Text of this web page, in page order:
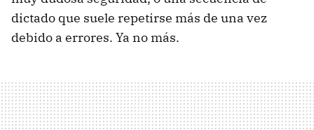
dictado que suele repetirse más de una vez
debido a errores. Ya no más.